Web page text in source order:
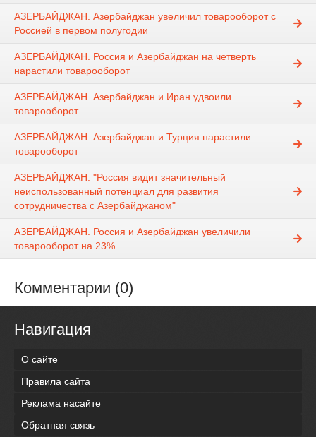
АЗЕРБАЙДЖАН. Азербайджан увеличил товарооборот с
Россией в первом полугодии
АЗЕРБАЙДЖАН. Россия и Азербайджан на четверть
нарастили товарооборот
АЗЕРБАЙДЖАН. Азербайджан и Иран удвоили
товарооборот
АЗЕРБАЙДЖАН. Азербайджан и Турция нарастили
товарооборот
АЗЕРБАЙДЖАН. "Россия видит значительный
неиспользованный потенциал для развития
сотрудничества с Азербайджаном"
АЗЕРБАЙДЖАН. Россия и Азербайджан увеличили
товарооборот на 23%
Комментарии (0)
Навигация
О сайте
Правила сайта
Реклама насайте
Обратная связь